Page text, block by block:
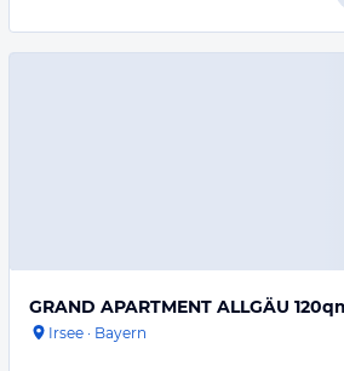
GRAND APARTMENT ALLGÄU
Irsee · Bayern